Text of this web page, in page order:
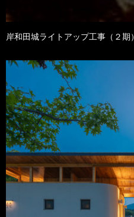
岸和田城ライトアップ工事（２期）